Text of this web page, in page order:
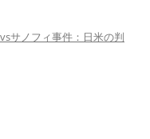
サノフィ事件：日米の判